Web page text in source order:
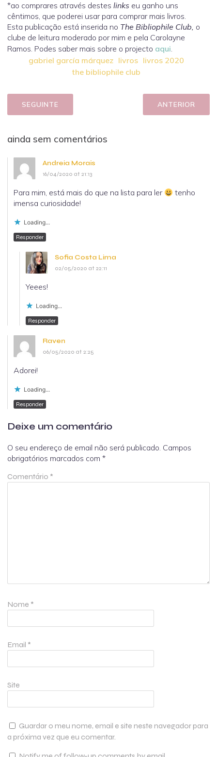
*ao comprares através destes links eu ganho uns
cêntimos, que poderei usar para comprar mais livros.
Esta publicação está inserida no The Bibliophile Club, o
clube de leitura moderado por mim e pela Carolayne
Ramos. Podes saber mais sobre o projecto aqui.
gabriel garcía márquez livros livros 2020
the bibliophile club
SEGUINTE ANTERIOR
ainda sem comentários
Andreia Morais
16/04/2020 at 21:13
Para mim, está mais do que na lista para ler
tenho
imensa curiosidade!
Loading...
Responder
Sofia Costa Lima
02/05/2020 at 22:11
Yeees!
Loading...
Responder
Raven
06/05/2020 at 2:25
Adorei!
Loading...
Responder
Deixe um comentário
O seu endereço de email não será publicado. Campos
obrigatórios marcados com *
Comentário *
Nome *
Email *
Site
Guardar o meu nome, email e site neste navegador para
a próxima vez que eu comentar.